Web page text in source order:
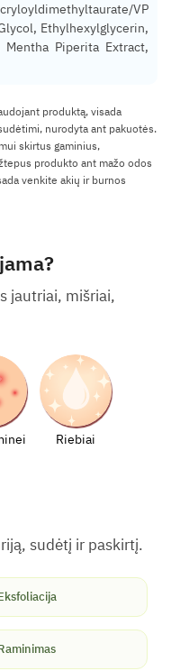
VP
Ethylhexylglycerin,
Mentha Piperita Extract,
produktą, visada
nurodyta ant pakuotės.
skirtus gaminius,
produkto ant mažo odos
venkite akių ir burnos
jautriai, mišriai,
Riebiai
sudėtį ir paskirtį.